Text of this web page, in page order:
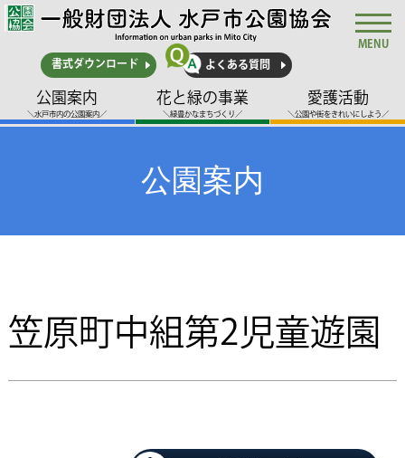
書式ダウンロード よくある質問
公園案内
＼水戸市内の公園案内／
花と緑の事業
＼緑豊かなまちづくり／
愛護活動
＼公園や街をきれいにしよう／
MENU
公園案内
笠原町中組第2児童遊園